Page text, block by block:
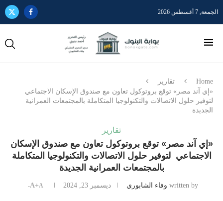
الجمعة, 7 أغسطس 2026
Home
تقارير
«إي آند مصر» توقع بروتوكول تعاون مع صندوق الإسكان الاجتماعي
لتوفير حلول الاتصالات والتكنولوجيا المتكاملة بالمجتمعات العمرانية
الجديدة
تقارير
«إي آند مصر» توقع بروتوكول تعاون مع صندوق الإسكان
الاجتماعي لتوفير حلول الاتصالات والتكنولوجيا المتكاملة
بالمجتمعات العمرانية الجديدة
written by وفاء الشابوري ديسمبر 23, 2024 A+A-